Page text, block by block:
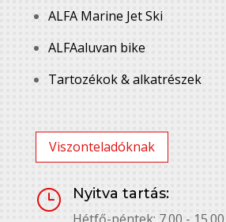
ALFA Marine Jet Ski
ALFAaluvan bike
Tartozékok & alkatrészek
Viszonteladóknak
}
Nyitva tartás: